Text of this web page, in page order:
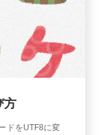
方
ドをUTF8に変